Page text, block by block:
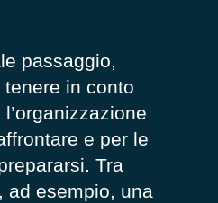
passaggio,
in conto
e per le
Tra
ad esempio, una